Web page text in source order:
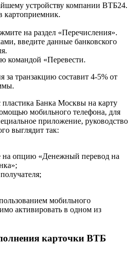
устройству компании ВТБ24.
картоприемник.
на раздел «Перечисления».
введите данные банковского
командой «Перевести.
за транзакцию составит 4-5% от
Банка Москвы на карту
мобильного телефона, для
приложение, руководство
выглядит так:
на опцию «Денежный перевод на
мобильного
активировать в одном из
карточки ВТБ